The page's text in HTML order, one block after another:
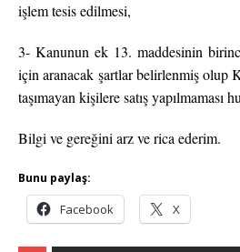
işlem tesis edilmesi,
3- Kanunun ek 13. maddesinin
için aranacak şartlar belirlenmiş olup
taşımayan kişilere satış yapılmaması
Bilgi ve gereğini arz ve rica ederim.
Bunu paylaş:
Facebook X